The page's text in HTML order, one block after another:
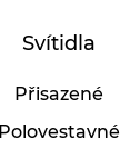
Svítidla
Přisazené
Polovestavné